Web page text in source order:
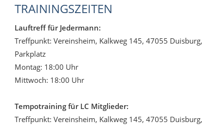
TRAININGSZEITEN
Lauftreff für Jedermann:
Treffpunkt: Vereinsheim, Kalkweg 145, 47055 Duisburg,
Parkplatz
Montag: 18:00 Uhr
Mittwoch: 18:00 Uhr
Tempotraining für LC Mitglieder:
Treffpunkt: Vereinsheim, Kalkweg 145, 47055 Duisburg,